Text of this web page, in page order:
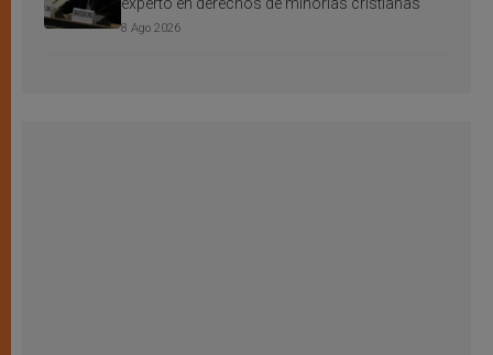
experto en derechos de minorías cristianas
8 Ago 2026